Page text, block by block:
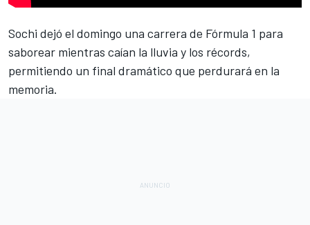
Sochi dejó el domingo una carrera de Fórmula 1 para
saborear mientras caían la lluvia y los récords,
permitiendo un final dramático que perdurará en la
memoria.